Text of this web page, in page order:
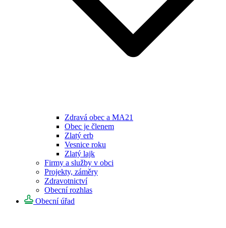
Zdravá obec a MA21
Obec je členem
Zlatý erb
Vesnice roku
Zlatý lajk
Firmy a služby v obci
Projekty, záměry
Zdravotnictví
Obecní rozhlas
Obecní úřad